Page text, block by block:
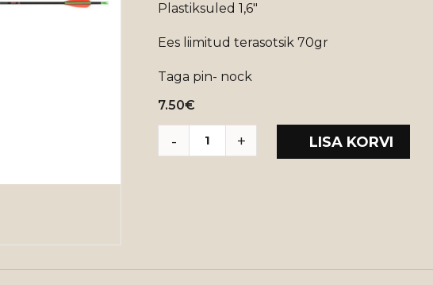
Plastiksuled 1,6″
Ees liimitud terasotsik 70gr
Taga pin- nock
7.50€
LISA KORVI